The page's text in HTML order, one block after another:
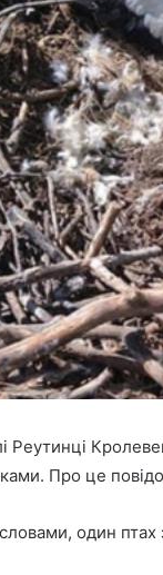
Реутинці
Про це
словами, один